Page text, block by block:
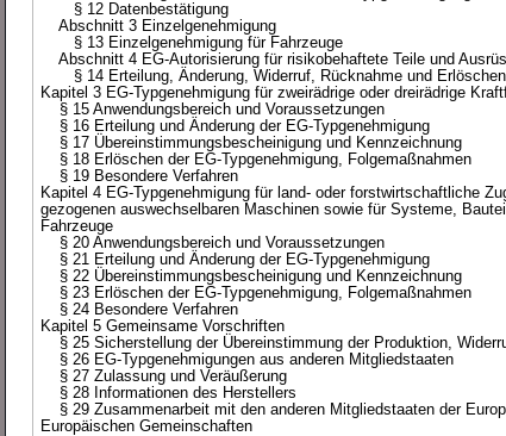
§ 12 Datenbestätigung
Abschnitt 3 Einzelgenehmigung
§ 13 Einzelgenehmigung für Fahrzeuge
Abschnitt 4 EG-Autorisierung für risikobehaftete Teile und
§ 14 Erteilung, Änderung, Widerruf, Rücknahme und Erlöschen
Kapitel 3 EG-Typgenehmigung für zweirädrige oder dreirädrige
§ 15 Anwendungsbereich und Voraussetzungen
§ 16 Erteilung und Änderung der EG-Typgenehmigung
§ 17 Übereinstimmungsbescheinigung und Kennzeichnung
§ 18 Erlöschen der EG-Typgenehmigung, Folgemaßnahmen
§ 19 Besondere Verfahren
Kapitel 4 EG-Typgenehmigung für land- oder forstwirtschaftliche
gezogenen auswechselbaren Maschinen sowie für Systeme,
Fahrzeuge
§ 20 Anwendungsbereich und Voraussetzungen
§ 21 Erteilung und Änderung der EG-Typgenehmigung
§ 22 Übereinstimmungsbescheinigung und Kennzeichnung
§ 23 Erlöschen der EG-Typgenehmigung, Folgemaßnahmen
§ 24 Besondere Verfahren
Kapitel 5 Gemeinsame Vorschriften
§ 25 Sicherstellung der Übereinstimmung der Produktion,
§ 26 EG-Typgenehmigungen aus anderen Mitgliedstaaten
§ 27 Zulassung und Veräußerung
§ 28 Informationen des Herstellers
§ 29 Zusammenarbeit mit den anderen Mitgliedstaaten der
Europäischen Gemeinschaften